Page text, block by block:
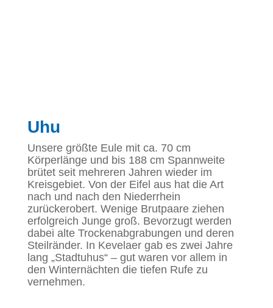
Uhu
Unsere größte Eule mit ca. 70 cm
Körperlänge und bis 188 cm Spannweite
brütet seit mehreren Jahren wieder im
Kreisgebiet. Von der Eifel aus hat die Art
nach und nach den Niederrhein
zurückerobert. Wenige Brutpaare ziehen
erfolgreich Junge groß. Bevorzugt werden
dabei alte Trockenabgrabungen und deren
Steilränder. In Kevelaer gab es zwei Jahre
lang „Stadtuhus“ – gut waren vor allem in
den Winternächten die tiefen Rufe zu
vernehmen.